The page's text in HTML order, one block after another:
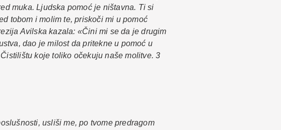
muka. Ljudska pomoć je ništavna. Ti si
tobom i molim te, priskoči mi u pomoć
Avilska kazala: «Čini mi se da je drugim
dao je milost da pritekne u pomoć u
koje toliko očekuju naše molitve. 3
usliši me, po tvome predragom